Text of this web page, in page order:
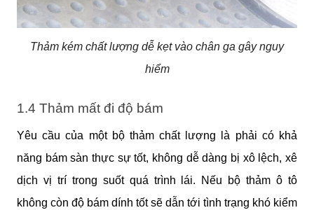
Thảm kém chất lượng dễ kẹt vào chân ga gây nguy
hiểm
1.4 Thảm mất đi độ bám
Yêu cầu của một bộ thảm chất lượng là phải có khả
năng bám sàn thực sự tốt, không dễ dàng bị xô lệch, xê
dịch vị trí trong suốt quá trình lái. Nếu bộ thảm ô tô
không còn độ bám dính tốt sẽ dẫn tới tình trạng khó kiểm